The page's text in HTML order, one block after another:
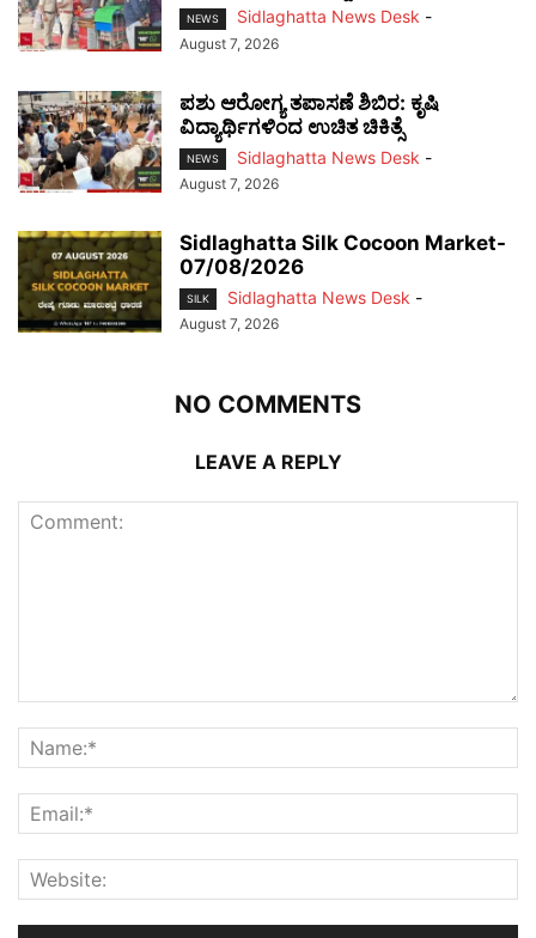
NEWS Sidlaghatta News Desk -
August 7, 2026
ಪಶು ಆರೋಗ್ಯ ತಪಾಸಣೆ ಶಿಬಿರ: ಕೃಷಿ
ವಿದ್ಯಾರ್ಥಿಗಳಿಂದ ಉಚಿತ ಚಿಕಿತ್ಸೆ
NEWS Sidlaghatta News Desk -
August 7, 2026
Sidlaghatta Silk Cocoon Market-
07/08/2026
SILK Sidlaghatta News Desk -
August 7, 2026
NO COMMENTS
LEAVE A REPLY